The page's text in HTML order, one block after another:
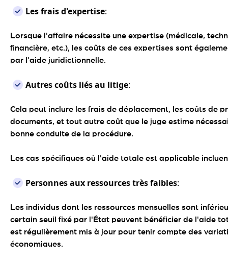
Les frais d'expertise:
Lorsque l'affaire nécessite une expertise (médicale,
financière, etc.), les coûts de ces expertises sont
par l'aide juridictionnelle.
Autres coûts liés au litige:
Cela peut inclure les frais de déplacement, les coûts de
documents, et tout autre coût que le juge estime
bonne conduite de la procédure.
Les cas spécifiques où l'aide totale est applicable
Personnes aux ressources très faibles:
Les individus dont les ressources mensuelles sont
certain seuil fixé par l'État peuvent bénéficier de l'aide
est régulièrement mis à jour pour tenir compte des
économiques.